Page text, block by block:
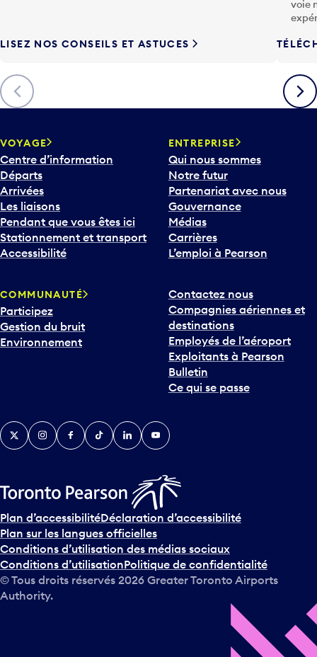
Précédent
LISEZ NOS CONSEILS ET ASTUCES
voie
VOYAGE
Centre d’information
Départs
Arrivées
Les liaisons
Pendant que vous êtes ici
Stationnement et transport
Accessibilité
ENTREPRISE
Qui nous sommes
Notre futur
Partenariat avec nous
Gouvernance
Médias
Carrières
L’emploi à Pearson
COMMUNAUTÉ
Participez
Gestion du bruit
Environnement
Contactez nous
Compagnies aériennes et
destinations
Employés de l’aéroport
Exploitants à Pearson
Bulletin
Ce qui se passe
TwitterInstagramFacebook
TikTokLinkedInYouTube
Plan d’accessibilitéDéclaration d’accessibilité
Plan sur les langues officielles
Conditions d’utilisation des médias sociaux
Conditions d’utilisationPolitique de confidentialité
© Tous droits réservés 2026 Greater Toronto Airports
Authority.